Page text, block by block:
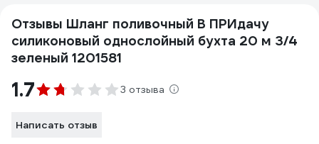
Отзывы Шланг поливочный В ПРИдачу
силиконовый однослойный бухта 20 м 3/4
зеленый 1201581
1.7 3 отзыва
Написать отзыв